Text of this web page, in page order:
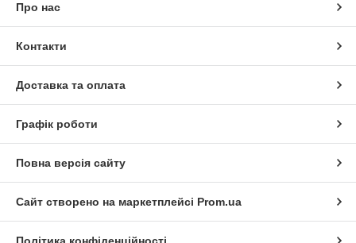
Про нас
Контакти
Доставка та оплата
Графік роботи
Повна версія сайту
Сайт створено на маркетплейсі Prom.ua